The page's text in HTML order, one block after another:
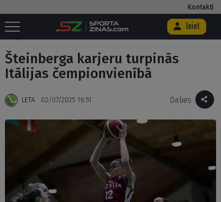
Kontakti
Ieiet
Sākums Basketbols / Šteinberga karjeru turpinās Itālijas
Šteinberga karjeru turpinās
Itālijas čempionvienībā
LETA 02/07/2025 16:51 Dalies